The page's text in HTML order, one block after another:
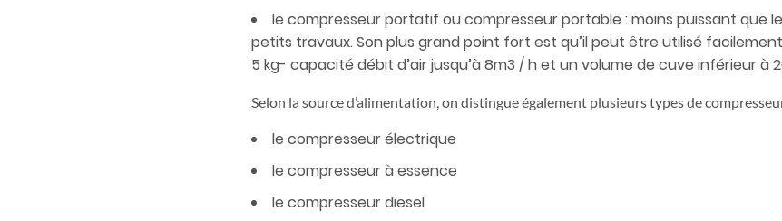
le compresseur portatif ou compresseur portable : moins puissant que
petits travaux. Son plus grand point fort est qu’il peut être utilisé
5 kg- capacité débit d’air jusqu’à 8m3 / h et un volume de cuve inférieur à
Selon la source d’alimentation, on distingue également plusieurs types de
le compresseur électrique
le compresseur à essence
le compresseur diesel